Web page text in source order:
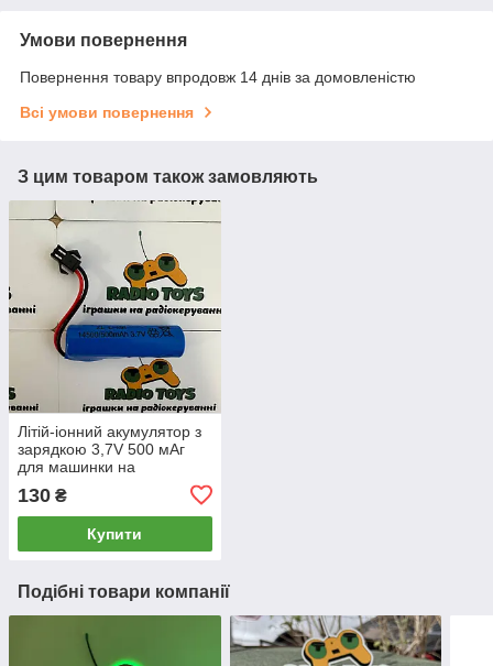
Умови повернення
Повернення товару впродовж 14 днів за домовленістю
Всі умови повернення
З цим товаром також замовляють
Літій-іонний акумулятор з
зарядкою 3,7V 500 мАг
для машинки на
радіокеруванні та дитячих
іграшок Li-Ion 14500
130 ₴
Купити
Подібні товари компанії